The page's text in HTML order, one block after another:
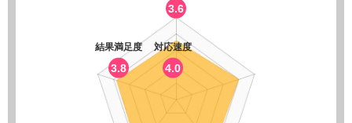
3.6
対応速度
4.0
結果満足度
3.8